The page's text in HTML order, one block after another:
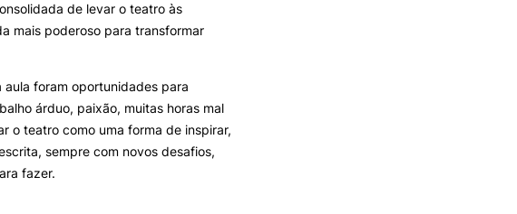
de levar o teatro às
mais poderoso para transformar
foram oportunidades para
árduo, paixão, muitas horas mal
o teatro como uma forma de inspirar,
sempre com novos desafios,
fazer.